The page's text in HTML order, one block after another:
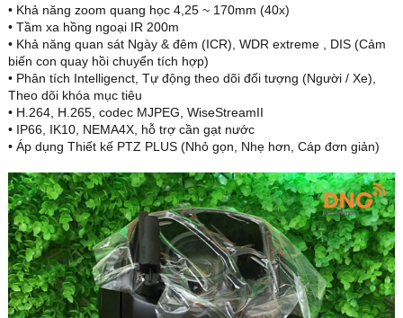
• Khả năng zoom quang học 4,25 ~ 170mm (40x)
• Tầm xa hồng ngoại IR 200m
• Khả năng quan sát Ngày & đêm (ICR), WDR extreme , DIS (Cảm
biến con quay hồi chuyển tích hợp)
• Phân tích Intelligenct, Tự động theo dõi đối tượng (Người / Xe),
Theo dõi khóa mục tiêu
• H.264, H.265, codec MJPEG, WiseStreamII
• IP66, IK10, NEMA4X, hỗ trợ cần gạt nước
• Áp dụng Thiết kế PTZ PLUS (Nhỏ gọn, Nhẹ hơn, Cáp đơn giản)